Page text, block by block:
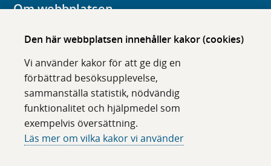
Den här webbplatsen innehåller kakor (cookies)
Vi använder kakor för att ge dig en
förbättrad besöksupplevelse,
sammanställa statistik, nödvändig
funktionalitet och hjälpmedel som
exempelvis översättning.
Läs mer om vilka kakor vi använder
Om webbplatsen
Om karolinska.se
Tillgänglighet
Om cookies
Följ oss i sociala medier